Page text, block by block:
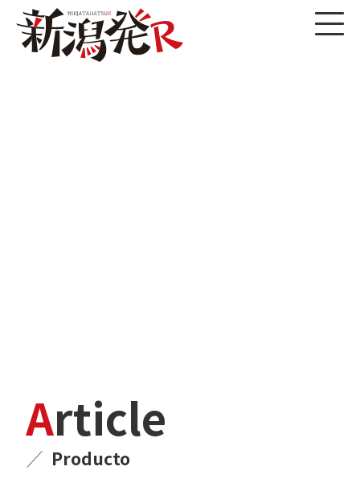
Article
Producto